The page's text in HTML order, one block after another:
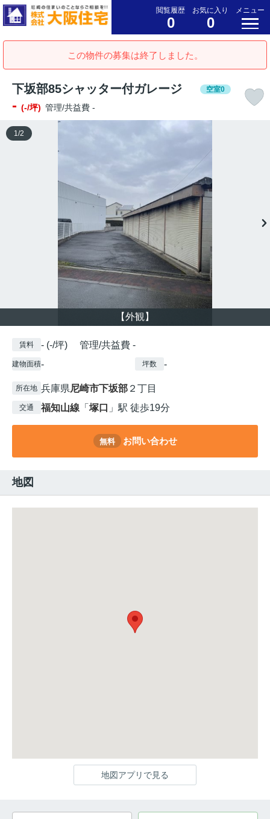
閲覧履歴
0
お気に入り
0
メニュー
この物件の募集は終了しました。
下坂部85シャッター付ガレージ 空室0
- (-/坪) 管理/共益費 -
【外観】
1/2
賃料 - (-/坪) 管理/共益費 -
建物面積- 坪数 -
所在地 兵庫県尼崎市下坂部 ２丁目
交通 福知山線 「 塚口 」駅 徒歩19分
無料 お問い合わせ
地図
地図アプリで見る